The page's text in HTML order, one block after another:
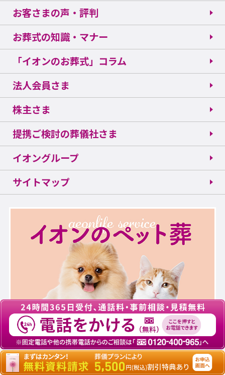
お客さまの声・評判
お葬式の知識・マナー
「イオンのお葬式」コラム
法人会員さま
株主さま
提携ご検討の葬儀社さま
イオングループ
サイトマップ